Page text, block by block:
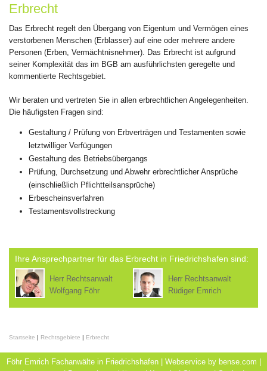
Erbrecht
Das Erbrecht regelt den Übergang von Eigentum und Vermögen eines
verstorbenen Menschen (Erblasser) auf eine oder mehrere andere
Personen (Erben, Vermächtnisnehmer). Das Erbrecht ist aufgrund
seiner Komplexität das im BGB am ausführlichsten geregelte und
kommentierte Rechtsgebiet.
Wir beraten und vertreten Sie in allen erbrechtlichen Angelegenheiten.
Die häufigsten Fragen sind:
Gestaltung / Prüfung von Erbverträgen und Testamenten sowie
letztwilliger Verfügungen
Gestaltung des Betriebsübergangs
Prüfung, Durchsetzung und Abwehr erbrechtlicher Ansprüche
(einschließlich Pflichtteilsansprüche)
Erbescheinsverfahren
Testamentsvollstreckung
Ihre Ansprechpartner für das Erbrecht in Friedrichshafen sind:
Herr Rechtsanwalt
Wolfgang Föhr
Herr Rechtsanwalt
Rüdiger Emrich
Startseite | Rechtsgebiete | Erbrecht
Föhr Emrich Fachanwälte in Friedrichshafen | Webservice by bense.com